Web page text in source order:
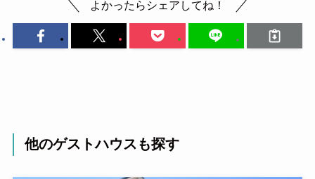
よかったらシェアしてね！
他のゲストハウスも探す